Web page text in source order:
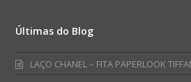
Últimas do Blog
LAÇO CHANEL – FITA PAPERLOOK